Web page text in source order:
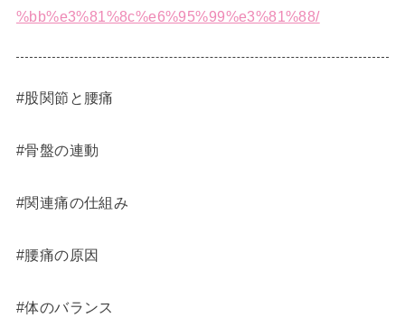
%bb%e3%81%8c%e6%95%99%e3%81%88/
#股関節と腰痛
#骨盤の連動
#関連痛の仕組み
#腰痛の原因
#体のバランス